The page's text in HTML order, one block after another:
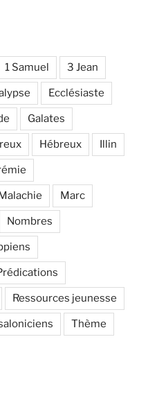
1 Samuel 3 Jean
Ecclésiaste
Galates
Hébreux Illin
Marc
Nombres
Ressources jeunesse
Thème